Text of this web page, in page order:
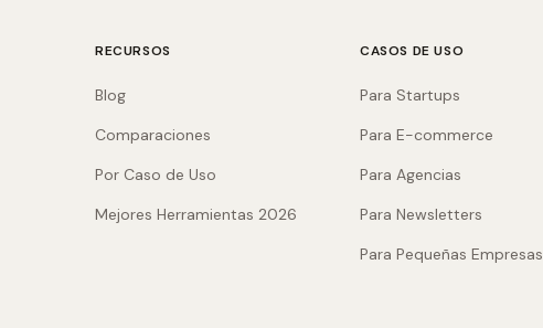
RECURSOS
Blog
Comparaciones
Por Caso de Uso
Mejores Herramientas 2026
CASOS DE USO
Para Startups
Para E-commerce
Para Agencias
Para Newsletters
Para Pequeñas Empresas